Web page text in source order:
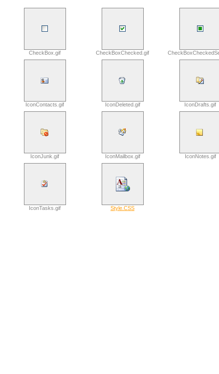
CheckBox.gif CheckBoxChecked.gif
IconContacts.gif IconDeleted.gif IconDrafts.gif
IconJunk.gif IconMailbox.gif IconNotes.gif
IconTasks.gif Style.CSS